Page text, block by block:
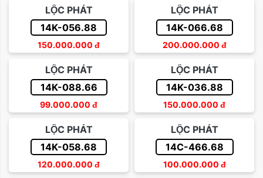
LỘC PHÁT
14K-056.88
150.000.000 đ
LỘC PHÁT
14K-066.68
200.000.000 đ
LỘC PHÁT
14K-088.66
99.000.000 đ
LỘC PHÁT
14K-036.88
150.000.000 đ
LỘC PHÁT
14K-058.68
120.000.000 đ
LỘC PHÁT
14C-466.68
100.000.000 đ